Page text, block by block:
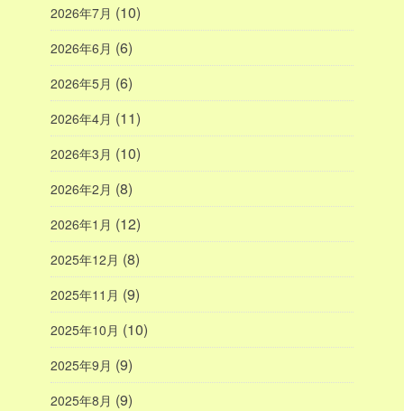
2026年7月 (10)
2026年6月 (6)
2026年5月 (6)
2026年4月 (11)
2026年3月 (10)
2026年2月 (8)
2026年1月 (12)
2025年12月 (8)
2025年11月 (9)
2025年10月 (10)
2025年9月 (9)
2025年8月 (9)